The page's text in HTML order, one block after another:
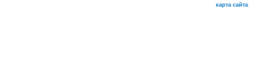
карта сайта